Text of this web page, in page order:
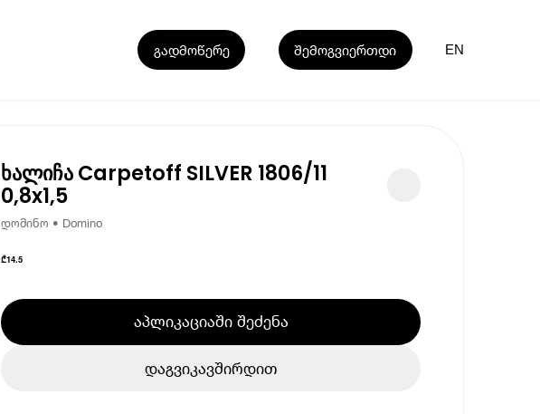
გადმოწერე შემოგვიერთდი EN
ხალიჩა Carpetoff SILVER 1806/11
0,8x1,5
დომინო • Domino
₾14.5
აპლიკაციაში შეძენა
დაგვიკავშირდით